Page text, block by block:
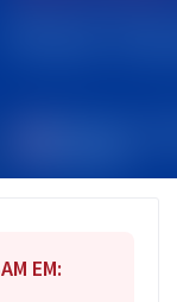
EM: